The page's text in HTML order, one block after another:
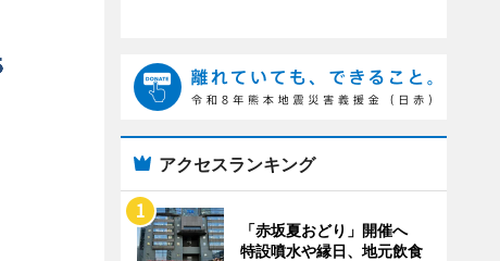
アクセスランキング
「赤坂夏おどり」開催へ
特設噴水や縁日、地元飲食